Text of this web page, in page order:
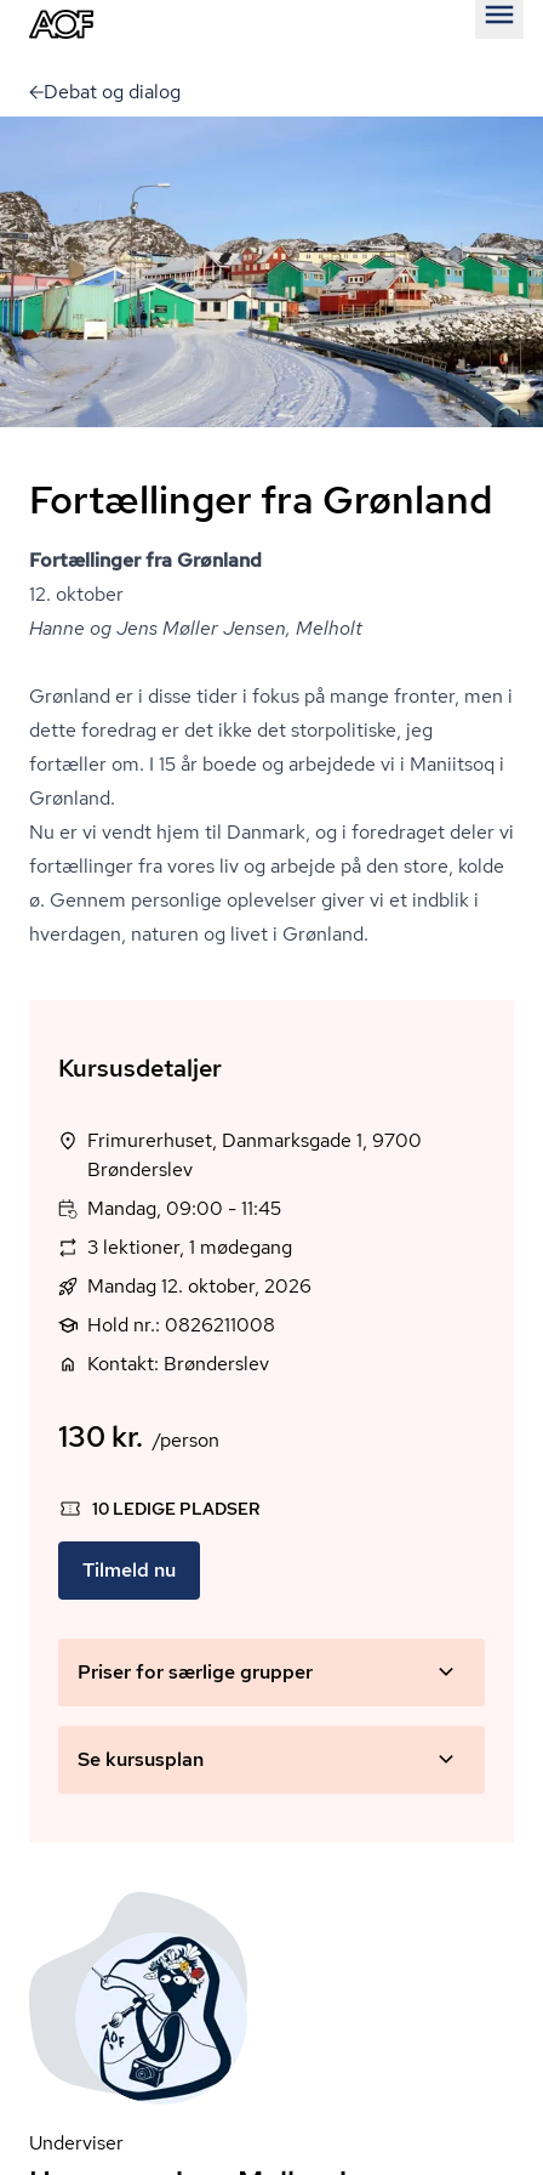
Debat og dialog
Fortællinger fra Grønland
Fortællinger fra Grønland
12. oktober
Hanne og Jens Møller Jensen, Melholt
Grønland er i disse tider i fokus på mange fronter, men i
dette foredrag er det ikke det storpolitiske, jeg
fortæller om. I 15 år boede og arbejdede vi i Maniitsoq i
Grønland.
Nu er vi vendt hjem til Danmark, og i foredraget deler vi
fortællinger fra vores liv og arbejde på den store, kolde
ø. Gennem personlige oplevelser giver vi et indblik i
hverdagen, naturen og livet i Grønland.
Kursusdetaljer
Frimurerhuset, Danmarksgade 1, 9700
Brønderslev
Mandag, 09:00 - 11:45
3 lektioner, 1 mødegang
Mandag 12. oktober, 2026
Hold nr.: 0826211008
Kontakt: Brønderslev
130 kr. /person
10 LEDIGE PLADSER
Tilmeld nu
Priser for særlige grupper
Se kursusplan
Underviser